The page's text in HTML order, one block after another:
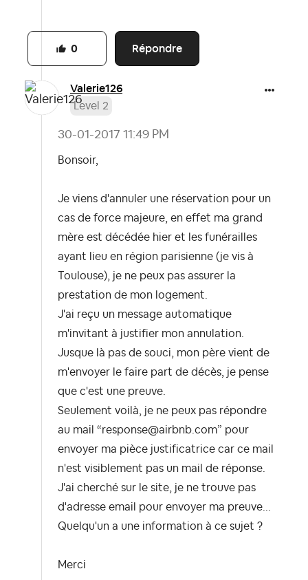
Répondre
0
Valerie126
Level 2
‎30-01-2017 11:49 PM
Bonsoir,
Je viens d'annuler une réservation pour un
cas de force majeure, en effet ma grand
mère est décédée hier et les funérailles
ayant lieu en région parisienne (je vis à
Toulouse), je ne peux pas assurer la
prestation de mon logement.
J'ai reçu un message automatique
m'invitant à justifier mon annulation.
Jusque là pas de souci, mon père vient de
m'envoyer le faire part de décès, je pense
que c'est une preuve.
Seulement voilà, je ne peux pas répondre
au mail “response@airbnb.com” pour
envoyer ma pièce justificatrice car ce mail
n'est visiblement pas un mail de réponse.
J'ai cherché sur le site, je ne trouve pas
d'adresse email pour envoyer ma preuve...
Quelqu'un a une information à ce sujet ?
Merci